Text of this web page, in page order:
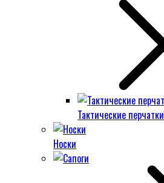
Тактические перчатки
Носки